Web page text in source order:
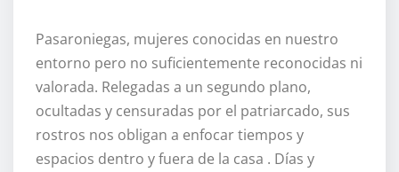
Pasaroniegas, mujeres conocidas en nuestro
entorno pero no suficientemente reconocidas ni
valorada. Relegadas a un segundo plano,
ocultadas y censuradas por el patriarcado, sus
rostros nos obligan a enfocar tiempos y
espacios dentro y fuera de la casa . Días y